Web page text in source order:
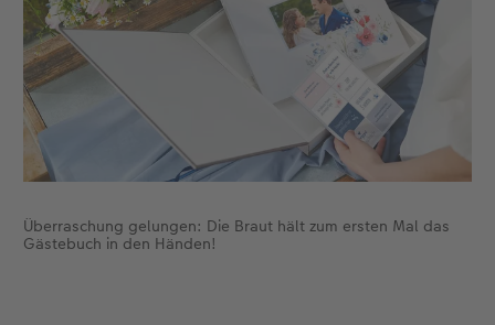
Überraschung gelungen: Die Braut hält zum ersten Mal das
Gästebuch in den Händen!